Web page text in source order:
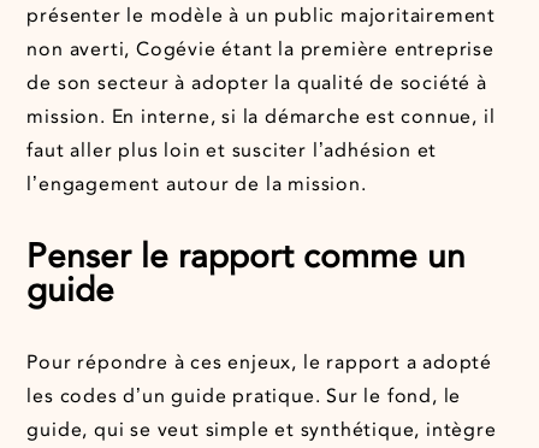
présenter le modèle à un public majoritairement
non averti, Cogévie étant la première entreprise
de son secteur à adopter la qualité de société à
mission. En interne, si la démarche est connue, il
faut aller plus loin et susciter l’adhésion et
l’engagement autour de la mission.
Penser le rapport comme un
guide
Pour répondre à ces enjeux, le rapport a adopté
les codes d’un guide pratique. Sur le fond, le
guide, qui se veut simple et synthétique, intègre